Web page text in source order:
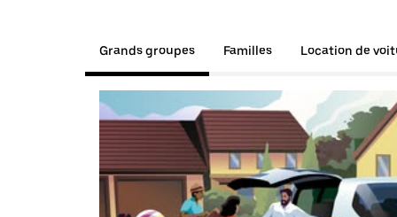
Grands groupes Familles Location de